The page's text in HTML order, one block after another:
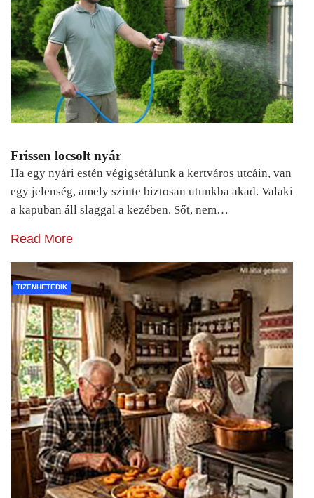
Frissen locsolt nyár
Ha egy nyári estén végigsétálunk a kertváros utcáin, van
egy jelenség, amely szinte biztosan utunkba akad. Valaki
a kapuban áll slaggal a kezében. Sőt, nem…
Read More
TIZENHETEDIK